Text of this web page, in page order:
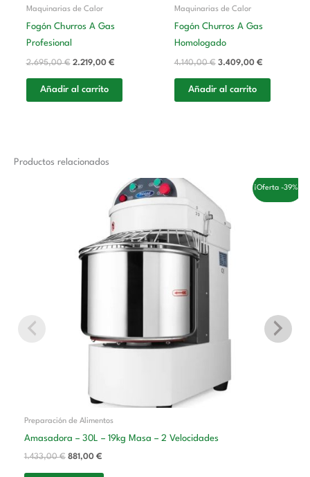
Maquinarias de Calor
Fogón Churros A Gas
Profesional
2.695,00€ 2.219,00 €
Añadir al carrito
Maquinarias de Calor
Fogón Churros A Gas
Homologado
4.140,00€ 3.409,00 €
Añadir al carrito
Productos relacionados
¡Oferta -39%!
Preparación de Alimentos
Amasadora – 30L – 19kg Masa – 2 Velocidades
1.433,00€
1.433,00 €.
881,00 €
precio
actual
es:
881,00 €.